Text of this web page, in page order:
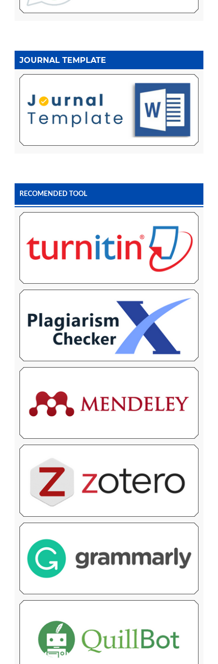
JOURNAL TEMPLATE
RECOMENDED TOOL